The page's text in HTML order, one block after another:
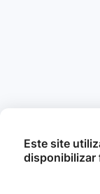
Este site
disponibilizar